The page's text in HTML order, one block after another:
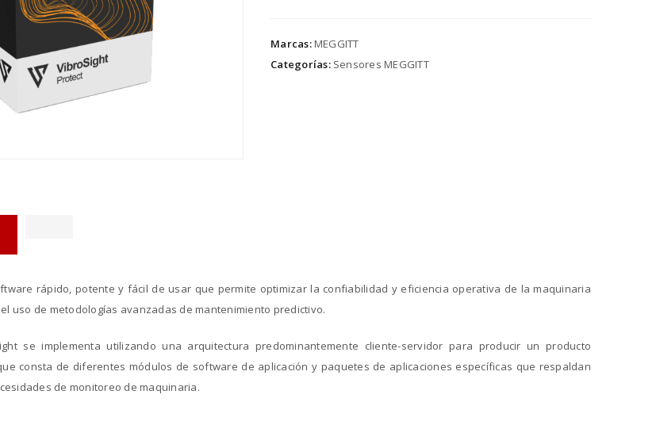
Marcas:MEGGITT
Categorías: Sensores MEGGITT
rápido, potente y fácil de usar que permite optimizar la confiabilidad y eficiencia operativa de la maquinaria
uso de metodologías avanzadas de mantenimiento predictivo.
se implementa utilizando una arquitectura predominantemente cliente-servidor para producir un producto
consta de diferentes módulos de software de aplicación y paquetes de aplicaciones específicas que respaldan
de monitoreo de maquinaria.